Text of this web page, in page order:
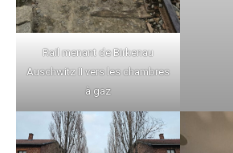
Rail menant de Birkenau
Auschwitz II vers les chambres
à gaz